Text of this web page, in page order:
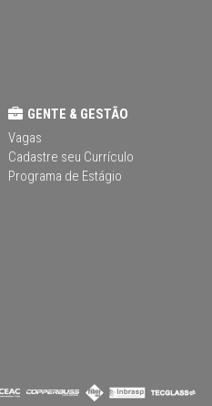
GENTE & GESTÃO
Vagas
Cadastre seu Currículo
Programa de Estágio